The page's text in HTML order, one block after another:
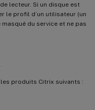
lecteur. Si un disque est
le profil d’un utilisateur (un
du service et ne pas
produits Citrix suivants :